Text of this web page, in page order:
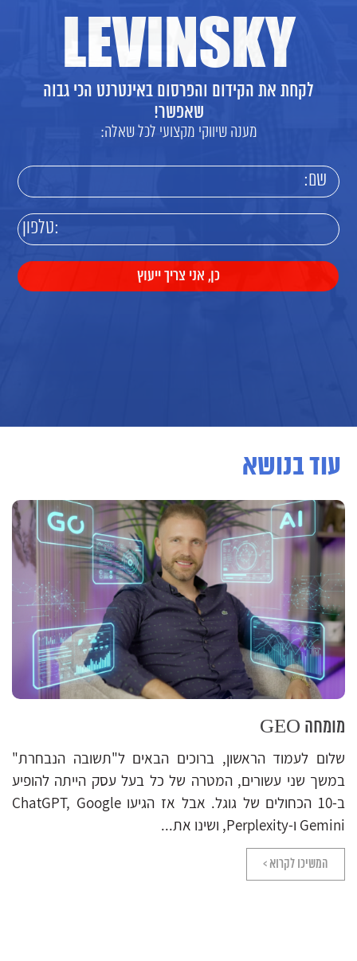
LEVINSKY
לקחת את הקידום והפרסום באינטרנט הכי גבוה
שאפשר!
מענה שיווקי מקצועי לכל שאלה:
עוד בנושא
מומחה GEO
שלום לעמוד הראשון, ברוכים הבאים ל"תשובה הנבחרת"
במשך שני עשורים, המטרה של כל בעל עסק הייתה להופיע
ב-10 הכחולים של גוגל. אבל אז הגיעו ChatGPT, Google
Gemini ו-Perplexity, ושינו את...
המשיכו לקרוא >